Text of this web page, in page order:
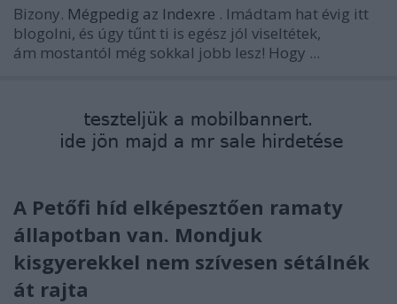
Bizony. Mégpedig az Indexre . Imádtam hat évig itt
blogolni, és úgy tűnt ti is egész jól viseltétek,
ám mostantól még sokkal jobb lesz! Hogy ...
A Petőfi híd elképesztően ramaty
állapotban van. Mondjuk
kisgyerekkel nem szívesen sétálnék
át rajta